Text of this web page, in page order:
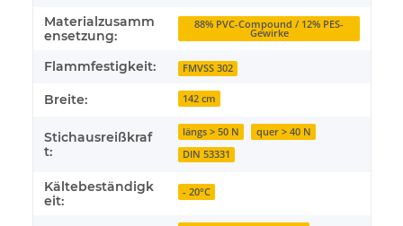
Materialzusamm
ensetzung:
88% PVC-Compound / 12% PES-
Gewirke
Flammfestigkeit: FMVSS 302
Breite: 142 cm
Stichausreißkraf
t:
längs > 50 N
quer > 40 N
DIN 53331
Kältebeständigk
eit:
- 20°C